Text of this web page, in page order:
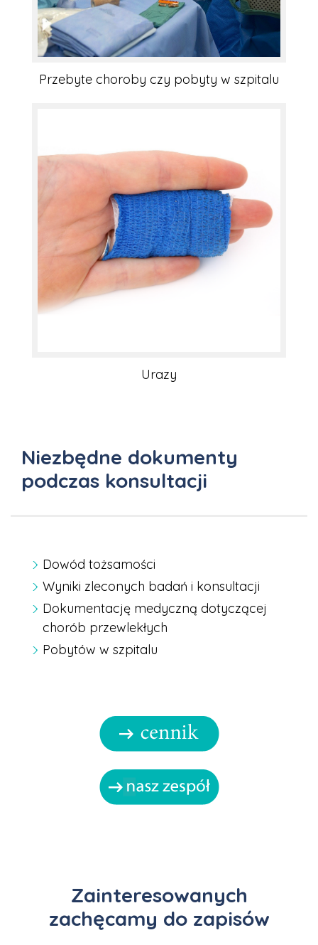
Przebyte choroby czy pobyty w szpitalu
Urazy
Niezbędne dokumenty
podczas konsultacji
Dowód tożsamości
Wyniki zleconych badań i konsultacji
Dokumentację medyczną dotyczącej
chorób przewlekłych
Pobytów w szpitalu
Zainteresowanych
zachęcamy do zapisów